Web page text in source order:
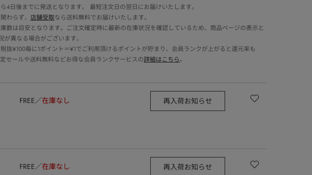
4日後までに発送となります。 最短注文日の翌日にお届けいたします。
わらず、 店舗受取なら送料無料でお届けいたします。
数は目安となります。ご注文確定時に最新の在庫状況を確認しているため、商品ページの表示と
が異なる場合がございます。
抜¥100毎に1ポイント＝¥1でご利用頂けるポイントが貯まり、会員ランクが上がると還元率も
セールや送料無料などお得な会員ランクサービスの詳細はこちら。
FREE 在庫なし 再入荷お知らせ
FREE 在庫なし 再入荷お知らせ